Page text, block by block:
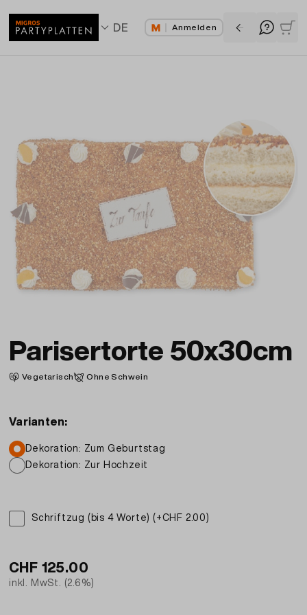
DE Anmelden
Parisertorte 50x30cm
Vegetarisch Ohne Schwein
Varianten:
Dekoration: Zum Geburtstag
Dekoration: Zur Hochzeit
Schriftzug (bis 4 Worte) (+CHF 2.00)
CHF 125.00
inkl. MwSt. (2.6%)